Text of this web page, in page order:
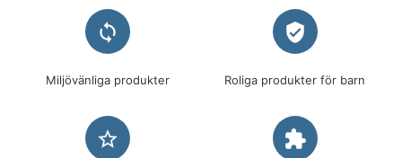
loop
Miljövänliga produkter
verified_user
Roliga produkter för barn
star_border extension